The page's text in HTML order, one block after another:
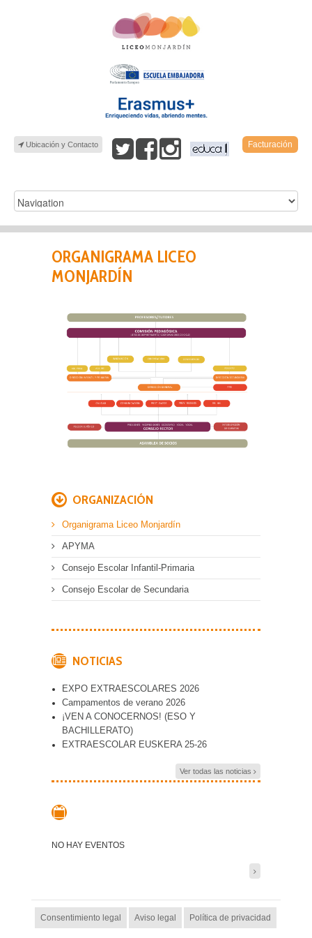
Ubicación y Contacto Facturación
ORGANIGRAMA LICEO
MONJARDÍN
ORGANIZACIÓN
Organigrama Liceo Monjardín
APYMA
Consejo Escolar Infantil-Primaria
Consejo Escolar de Secundaria
NOTICIAS
EXPO EXTRAESCOLARES 2026
Campamentos de verano 2026
¡VEN A CONOCERNOS! (ESO Y
BACHILLERATO)
EXTRAESCOLAR EUSKERA 25-26
Ver todas las noticias
NO HAY EVENTOS
Consentimiento legal Aviso legal Política de privacidad